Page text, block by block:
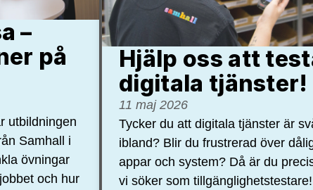
–
på
utbildningen
Samhall i
övningar
och hur
Hjälp oss att
digitala tjänster!
11 maj 2026
Tycker du att digitala tjänster är
ibland? Blir du frustrerad över
appar och system? Då är du
vi söker som tillgänglighetstestare!